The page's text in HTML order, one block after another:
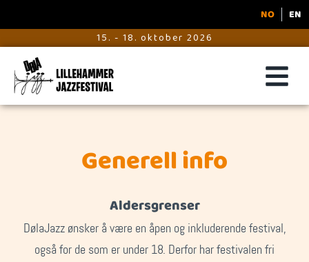
NO EN
15. - 18. oktober 2026
Generell info
Aldersgrenser
DølaJazz ønsker å være en åpen og inkluderende festival,
også for de som er under 18. Derfor har festivalen fri